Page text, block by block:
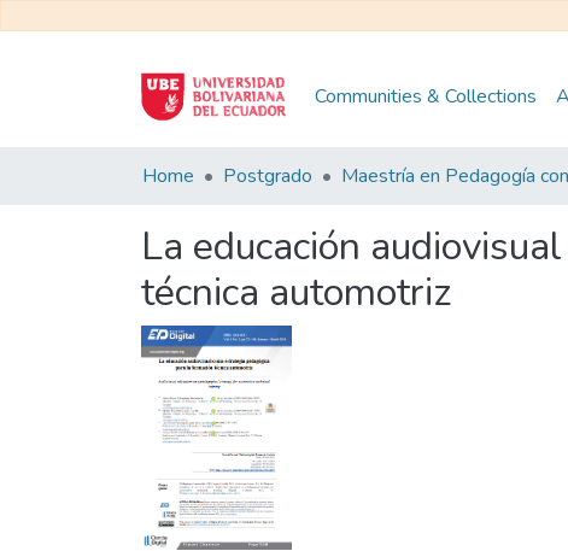
Communities & Collections
Home Postgrado
La educación
técnica automotriz